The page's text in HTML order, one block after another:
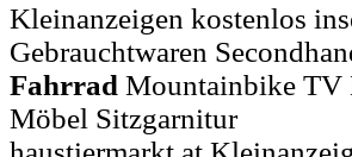
Kleinanzeigen kostenlos
Gebrauchtwaren
Fahrrad Mountainbike TV
Möbel Sitzgarnitur